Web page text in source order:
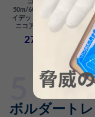
コア) 9.8mm
50m/60m/70m ※ブラ
イデッドコア構造 ※ユ
ニコア処理 ※61g/m
27,500円
ボルダート